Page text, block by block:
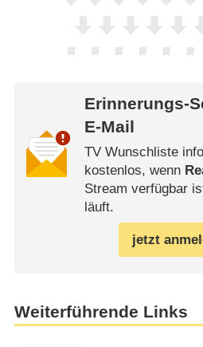
Erinnerungs-
E-Mail
TV Wunschliste
kostenlos, wenn
Stream verfügbar
läuft.
jetzt
Weiterführende Links